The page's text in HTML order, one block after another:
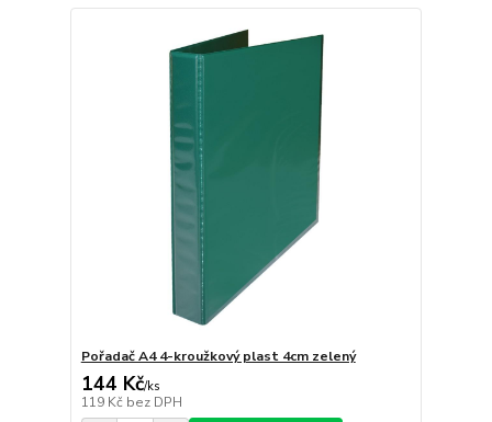
Pořadač A4 4-kroužkový plast 4cm zelený
144 Kč/ks
119 Kč bez DPH